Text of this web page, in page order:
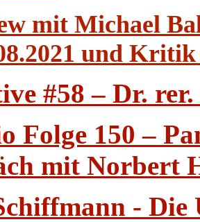
mit Michael
und Kritik
#58 – Dr.
Folge 150 –
mit Norbert
-